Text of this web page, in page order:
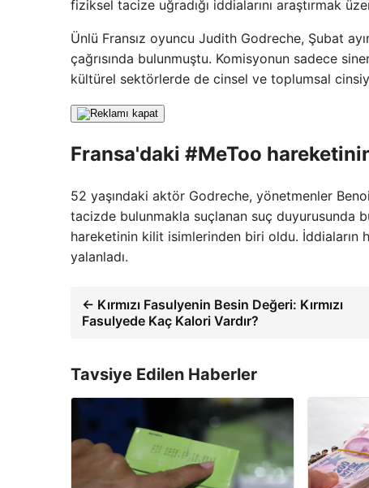
fiziksel tacize uğradığı iddialarını araştırmak
Ünlü Fransız oyuncu Judith Godreche, Şubat
çağrısında bulunmuştu. Komisyonun sadece
kültürel sektörlerde de cinsel ve toplumsal
Fransa'daki #MeToo
52 yaşındaki aktör Godreche, yönetmenler
tacizde bulunmakla suçlanan suç duyurusunda
hareketinin kilit isimlerinden biri oldu. İddiaların
yalanladı.
← Kırmızı Fasulyenin Besin Değeri: Kırmızı
Fasulyede Kaç Kalori Vardır?
Tavsiye Edilen Haberler